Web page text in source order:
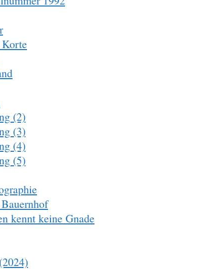
(2)
(3)
(4)
(5)
kennt keine Gnade